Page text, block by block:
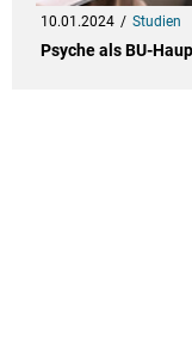
10.01.2024 Studien
Psyche als BU-